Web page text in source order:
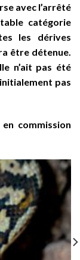
avec l’arrêté
catégorie
les dérives
être détenue.
n’ait pas été
pas
commission